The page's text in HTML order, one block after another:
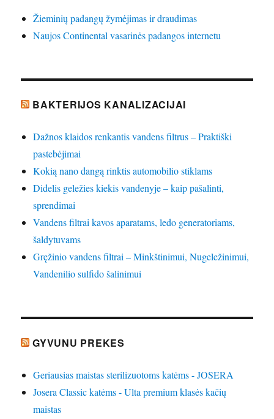
Žieminių padangų žymėjimas ir draudimas
Naujos Continental vasarinės padangos internetu
BAKTERIJOS KANALIZACIJAI
Dažnos klaidos renkantis vandens filtrus – Praktiški
pastebėjimai
Kokią nano dangą rinktis automobilio stiklams
Didelis geležies kiekis vandenyje – kaip pašalinti,
sprendimai
Vandens filtrai kavos aparatams, ledo generatoriams,
šaldytuvams
Gręžinio vandens filtrai – Minkštinimui, Nugeležinimui,
Vandenilio sulfido šalinimui
GYVUNU PREKES
Geriausias maistas sterilizuotoms katėms - JOSERA
Josera Classic katėms - Ulta premium klasės kačių
maistas